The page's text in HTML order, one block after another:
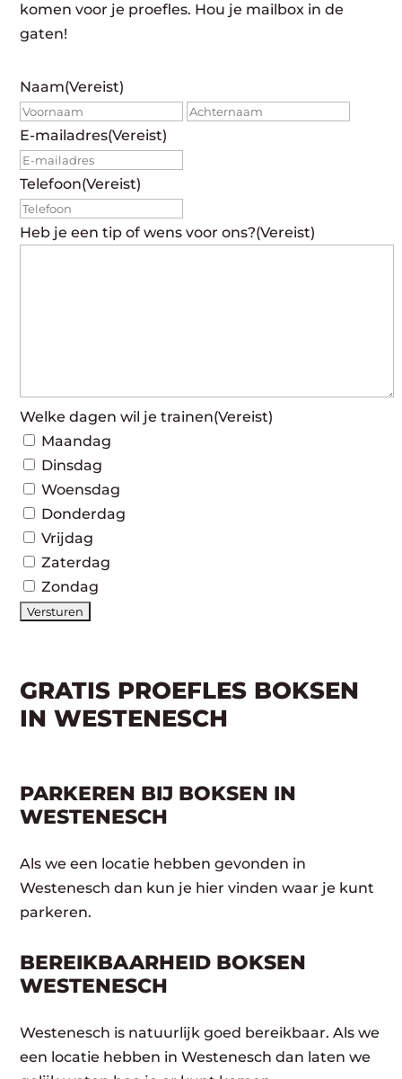
komen voor je proefles. Hou je mailbox in de
gaten!
Naam(Vereist)
Voornaam
E-mailadres(Vereist)
Telefoon(Vereist)
Heb je een tip of wens voor ons?(Vereist)
Welke dagen wil je trainen(Vereist)
Maandag
Dinsdag
Woensdag
Donderdag
Vrijdag
Zaterdag
Zondag
GRATIS PROEFLES BOKSEN
IN WESTENESCH
PARKEREN BIJ BOKSEN IN
WESTENESCH
Als we een locatie hebben gevonden in
Westenesch dan kun je hier vinden waar je kunt
parkeren.
BEREIKBAARHEID BOKSEN
WESTENESCH
Westenesch is natuurlijk goed bereikbaar. Als we
een locatie hebben in Westenesch dan laten we